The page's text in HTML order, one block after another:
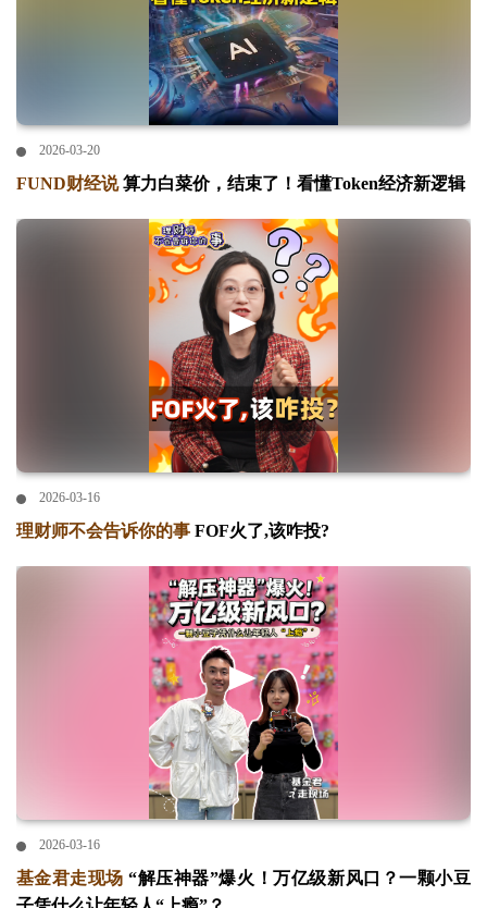
2026-03-20
FUND财经说算力白菜价，结束了！看懂Token经济新逻辑
2026-03-16
理财师不会告诉你的事 FOF火了,该咋投?
2026-03-16
基金君走现场 “解压神器”爆火！万亿级新风口？一颗小豆